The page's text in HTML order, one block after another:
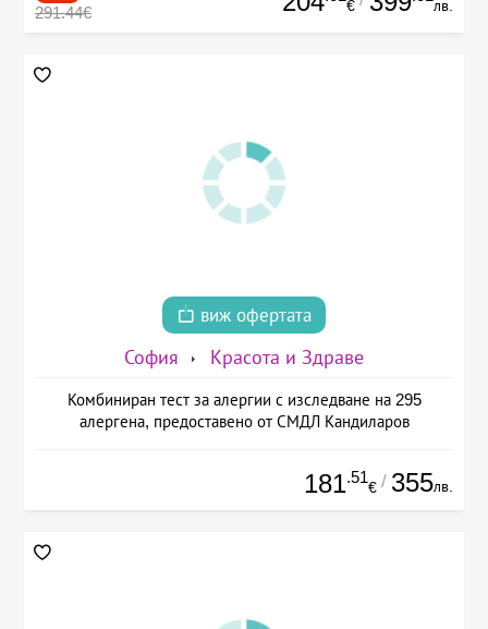
291.44€ € лв.
виж офертата
София Красота и Здраве
Комбиниран тест за алергии с изследване на 295
алергена, предоставено от СМДЛ Кандиларов
181.51
€ / 355лв.